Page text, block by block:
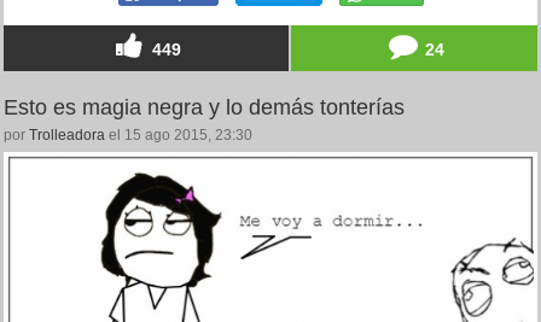
449 24
Esto es magia negra y lo demás tonterías
por Trolleadora el 15 ago 2015, 23:30